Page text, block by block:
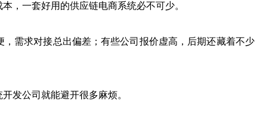
，一套好用的供应链电商系统必不可少。
需求对接总出偏差；有些公司报价虚高，后期还藏着不少
发公司就能避开很多麻烦。